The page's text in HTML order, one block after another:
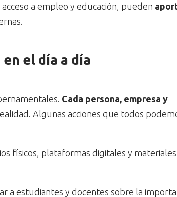
a empleo y educación, pueden
el día a día
Cada persona, empresa y
Algunas acciones que todos
físicos, plataformas digitales y
a estudiantes y docentes sobre la